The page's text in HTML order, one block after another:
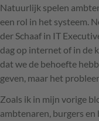
Natuurlijk spelen
een rol in het systeem.
der Schaaf in IT
dag op internet of in de
dat we de behoefte
geven, maar het
Zoals ik in mijn vorige
ambtenaren, burgers